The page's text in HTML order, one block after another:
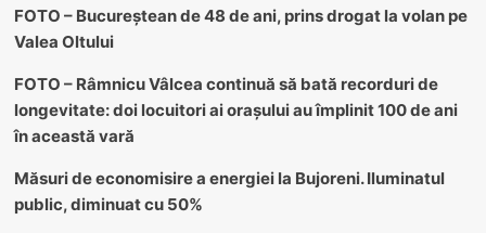
FOTO – Bucureștean de 48 de ani, prins drogat la volan pe
Valea Oltului
FOTO – Râmnicu Vâlcea continuă să bată recorduri de
longevitate: doi locuitori ai orașului au împlinit 100 de ani
în această vară
Măsuri de economisire a energiei la Bujoreni. Iluminatul
public, diminuat cu 50%